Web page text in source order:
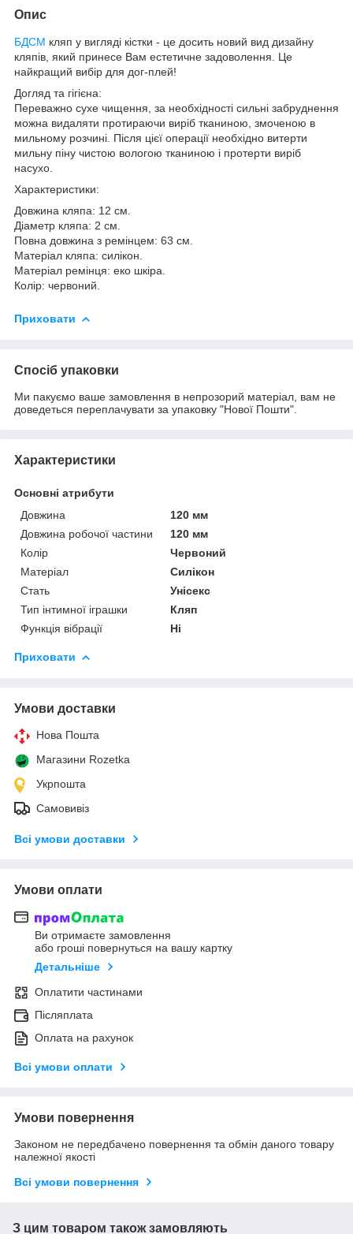
Опис
БДСМ кляп у вигляді кістки - це досить новий вид дизайну
кляпів, який принесе Вам естетичне задоволення. Це
найкращий вибір для дог-плей!
Догляд та гігієна:
Переважно сухе чищення, за необхідності сильні забруднення
можна видаляти протираючи виріб тканиною, змоченою в
мильному розчині. Після цієї операції необхідно витерти
мильну піну чистою вологою тканиною і протерти виріб
насухо.
Характеристики:
Довжина кляпа: 12 см.
Діаметр кляпа: 2 см.
Повна довжина з ремінцем: 63 см.
Матеріал кляпа: силікон.
Матеріал ремінця: еко шкіра.
Колір: червоний.
Приховати
Спосіб упаковки
Ми пакуємо ваше замовлення в непрозорий матеріал, вам не
доведеться переплачувати за упаковку "Нової Пошти".
Характеристики
Основні атрибути
Довжина
120 мм
Довжина робочої частини
120 мм
Колір
Червоний
Матеріал
Силікон
Стать
Унісекс
Тип інтимної іграшки
Кляп
Функція вібрації
Ні
Приховати
Умови доставки
Нова Пошта
Магазини Rozetka
Укрпошта
Самовивіз
Всі умови доставки
Умови оплати
Ви отримаєте замовлення
або гроші повернуться на вашу картку
Детальніше
Оплатити частинами
Післяплата
Оплата на рахунок
Всі умови оплати
Умови повернення
Законом не передбачено повернення та обмін даного товару
належної якості
Всі умови повернення
З цим товаром також замовляють